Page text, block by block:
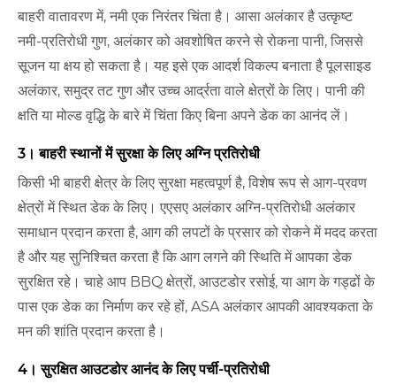
बाहरी वातावरण में, नमी एक निरंतर चिंता है। आसा अलंकार है उत्कृष्ट
नमी-प्रतिरोधी गुण, अलंकार को अवशोषित करने से रोकना पानी, जिससे
सूजन या क्षय हो सकता है। यह इसे एक आदर्श विकल्प बनाता है पूलसाइड
अलंकार, समुद्र तट गुण और उच्च आर्द्रता वाले क्षेत्रों के लिए। पानी की
क्षति या मोल्ड वृद्धि के बारे में चिंता किए बिना अपने डेक का आनंद लें।
3। बाहरी स्थानों में सुरक्षा के लिए अग्नि प्रतिरोधी
किसी भी बाहरी क्षेत्र के लिए सुरक्षा महत्वपूर्ण है, विशेष रूप से आग-प्रवण
क्षेत्रों में स्थित डेक के लिए। एएसए अलंकार अग्नि-प्रतिरोधी अलंकार
समाधान प्रदान करता है, आग की लपटों के प्रसार को रोकने में मदद करता
है और यह सुनिश्चित करता है कि आग लगने की स्थिति में आपका डेक
सुरक्षित रहे। चाहे आप BBQ क्षेत्रों, आउटडोर रसोई, या आग के गड्ढों के
पास एक डेक का निर्माण कर रहे हों, ASA अलंकार आपकी आवश्यकता के
मन की शांति प्रदान करता है।
4। सुरक्षित आउटडोर आनंद के लिए पर्ची-प्रतिरोधी